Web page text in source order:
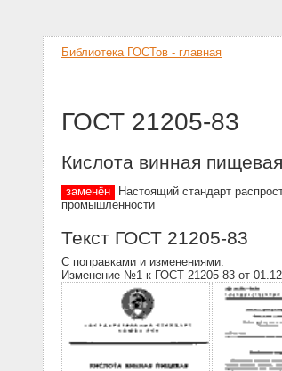
Библиотека ГОСТов - главная
ГОСТ 21205-83
Кислота винная
заменён
Настоящий стандарт
промышленности
Текст ГОСТ 21205-83
С поправками и изменениями:
Изменение №1 к ГОСТ 21205-83 от